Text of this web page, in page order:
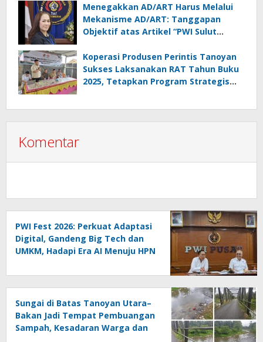
Menegakkan AD/ART Harus Melalui
Mekanisme AD/ART: Tanggapan
Objektif atas Artikel “PWI Sulut
Melanggar Aturan”
Koperasi Produsen Perintis Tanoyan
Sukses Laksanakan RAT Tahun Buku
2025, Tetapkan Program Strategis
Komentar
PWI Fest 2026: Perkuat Adaptasi
Digital, Gandeng Big Tech dan
UMKM, Hadapi Era AI Menuju HPN
Sungai di Batas Tanoyan Utara–
Bakan Jadi Tempat Pembuangan
Sampah, Kesadaran Warga dan